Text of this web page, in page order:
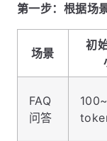
第一步：根据场
场景
初
FAQ
问答